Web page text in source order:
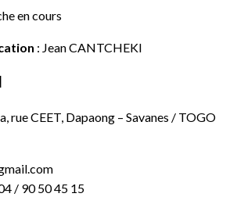
en cours
: Jean CANTCHEKI
rue CEET, Dapaong – Savanes / TOGO
/ 90 50 45 15